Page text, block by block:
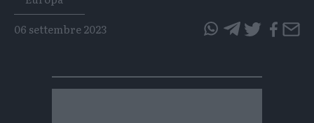
06 settembre 2023
su
Whatsapp
su
Telegram